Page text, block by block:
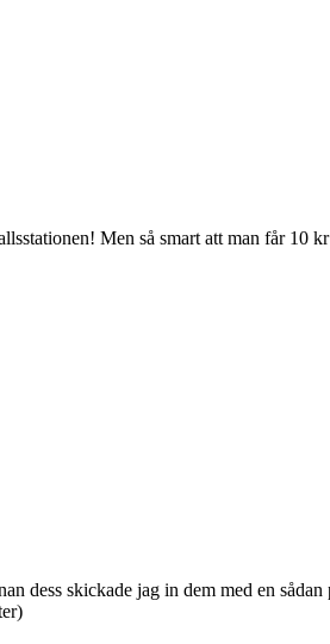
Men så smart att man får
dess skickade jag in dem med en